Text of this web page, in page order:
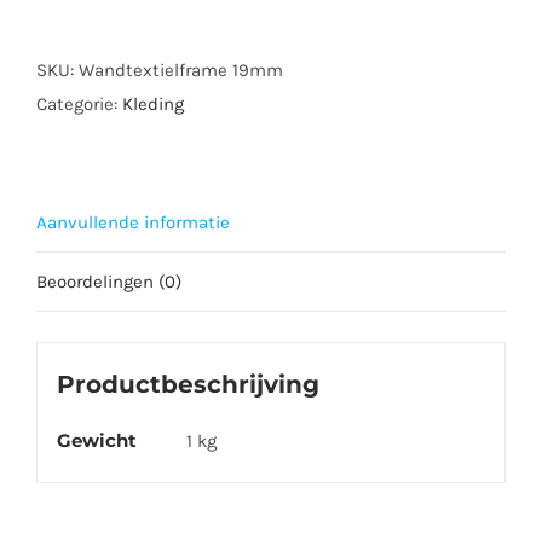
SKU: Wandtextielframe 19mm
Categorie: Kleding
Aanvullende informatie
Beoordelingen (0)
Productbeschrijving
Gewicht 1 kg